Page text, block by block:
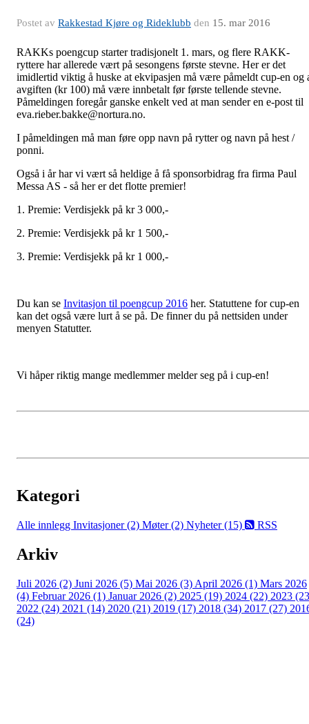
Postet av Rakkestad Kjøre og Rideklubb den 15. mar 2016
RAKKs poengcup starter tradisjonelt 1. mars, og flere RAKK-
ryttere har allerede vært på sesongens første stevne. Her er det
imidlertid viktig å huske at ekvipasjen må være påmeldt cup-en og
avgiften (kr 100) må være innbetalt før første tellende stevne.
Påmeldingen foregår ganske enkelt ved at man sender en e-post til
eva.rieber.bakke@nortura.no.
I påmeldingen må man føre opp navn på rytter og navn på hest /
ponni.
Også i år har vi vært så heldige å få sponsorbidrag fra firma Paul
Messa AS - så her er det flotte premier!
1. Premie: Verdisjekk på kr 3 000,-
2. Premie: Verdisjekk på kr 1 500,-
3. Premie: Verdisjekk på kr 1 000,-
Du kan se Invitasjon til poengcup 2016 her. Statuttene for cup-en
kan det også være lurt å se på. De finner du på nettsiden under
menyen Statutter.
Vi håper riktig mange medlemmer melder seg på i cup-en!
Kategori
Alle innlegg Invitasjoner (2) Møter (2) Nyheter (15) RSS
Arkiv
Juli 2026 (2) Juni 2026 (5) Mai 2026 (3) April 2026 (1) Mars 2026
(4) Februar 2026 (1) Januar 2026 (2) 2025 (19) 2024 (22) 2023
2022 (24) 2021 (14) 2020 (21) 2019 (17) 2018 (34) 2017 (27)
(24)